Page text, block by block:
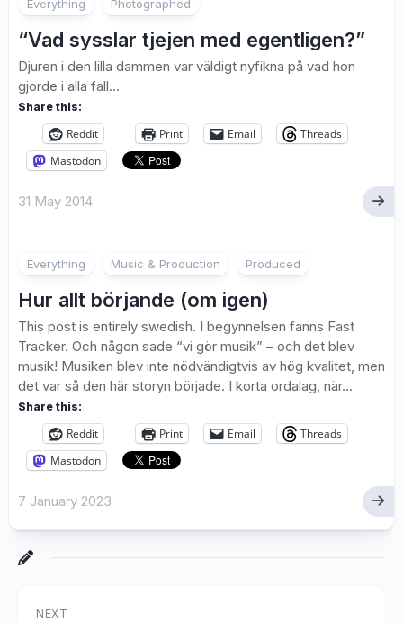
Everything Photographed
“Vad sysslar tjejen med egentligen?”
Djuren i den lilla dammen var väldigt nyfikna på vad hon
gjorde i alla fall…
Share this:
Reddit Print Email
Threads
Mastodon
31 May 2014
Everything Music & Production Produced
Hur allt börjande (om igen)
This post is entirely swedish. I begynnelsen fanns Fast
Tracker. Och någon sade “vi gör musik” – och det blev
musik! Musiken blev inte nödvändigtvis av hög kvalitet, men
det var så den här storyn började. I korta ordalag, när...
Share this:
Reddit Print Email
Threads
Mastodon
7 January 2023
NEXT